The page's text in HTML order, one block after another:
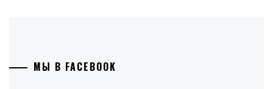
МЫ В FACEBOOK